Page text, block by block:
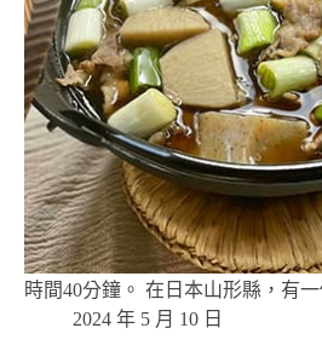
時間40分鐘。 在日本山形縣，有
2024 年 5 月 10 日